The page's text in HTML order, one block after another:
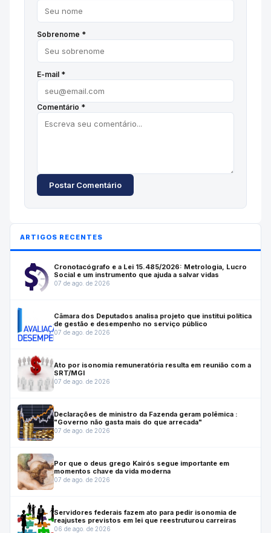
Sobrenome *
E-mail *
Comentário *
Postar Comentário
ARTIGOS RECENTES
Cronotacógrafo e a Lei 15.485/2026: Metrologia, Lucro
Social e um instrumento que ajuda a salvar vidas
07 de ago. de 2026
Câmara dos Deputados analisa projeto que institui política
de gestão e desempenho no serviço público
07 de ago. de 2026
Ato por isonomia remuneratória resulta em reunião com a
SRT/MGI
07 de ago. de 2026
Declarações de ministro da Fazenda geram polêmica :
"Governo não gasta mais do que arrecada"
07 de ago. de 2026
Por que o deus grego Kairós segue importante em
momentos chave da vida moderna
07 de ago. de 2026
Servidores federais fazem ato para pedir isonomia de
reajustes previstos em lei que reestruturou carreiras
06 de ago. de 2026